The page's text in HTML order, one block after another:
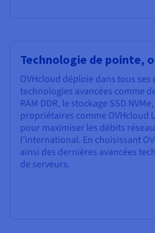
Technologie de pointe,
OVHcloud déploie dans tous ses
technologies avancées comme
RAM DDR, le stockage SSD
propriétaires comme OVHcloud
pour maximiser les débits
l’international. En choisissant
ainsi des dernières avancées
de serveurs.